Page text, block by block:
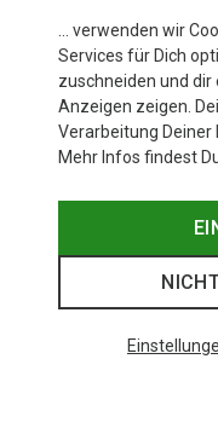
… verwenden wir
Services für Dich
zuschneiden und
Anzeigen zeigen.
Verarbeitung Deiner
Mehr Infos findest